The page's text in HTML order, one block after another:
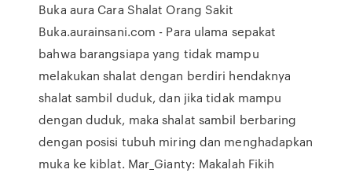
Buka aura Cara Shalat Orang Sakit
Buka.aurainsani.com - Para ulama sepakat
bahwa barangsiapa yang tidak mampu
melakukan shalat dengan berdiri hendaknya
shalat sambil duduk, dan jika tidak mampu
dengan duduk, maka shalat sambil berbaring
dengan posisi tubuh miring dan menghadapkan
muka ke kiblat. Mar_Gianty: Makalah Fikih